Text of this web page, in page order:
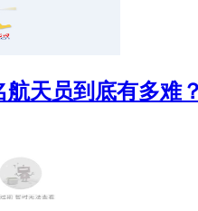
航天员到底有多难？